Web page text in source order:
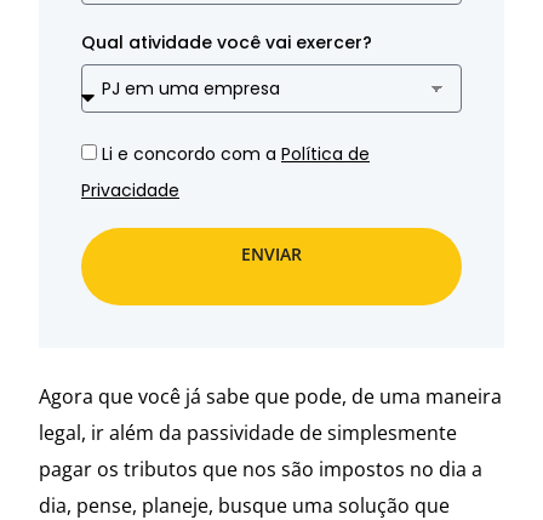
Qual atividade você vai exercer?
Li e concordo com a Política de
Privacidade
ENVIAR
Agora que você já sabe que pode, de uma maneira
legal, ir além da passividade de simplesmente
pagar os tributos que nos são impostos no dia a
dia, pense, planeje, busque uma solução que